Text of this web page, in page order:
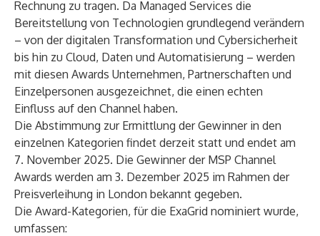
Rechnung zu tragen. Da Managed Services die
Bereitstellung von Technologien grundlegend verändern
– von der digitalen Transformation und Cybersicherheit
bis hin zu Cloud, Daten und Automatisierung – werden
mit diesen Awards Unternehmen, Partnerschaften und
Einzelpersonen ausgezeichnet, die einen echten
Einfluss auf den Channel haben.
Die Abstimmung zur Ermittlung der Gewinner in den
einzelnen Kategorien findet derzeit statt und endet am
7. November 2025. Die Gewinner der MSP Channel
Awards werden am 3. Dezember 2025 im Rahmen der
Preisverleihung in London bekannt gegeben.
Die Award-Kategorien, für die ExaGrid nominiert wurde,
umfassen: